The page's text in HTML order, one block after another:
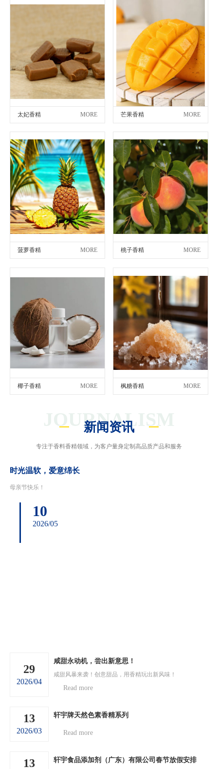
太妃香精 MORE 芒果香精 MORE
菠萝香精 MORE 桃子香精 MORE
椰子香精 MORE 枫糖香精 MORE
JOURNALISM
新闻资讯
专注于香料香精领域，为客户量身定制高品质产品和服务
时光温软，爱意绵长
母亲节快乐！
10
2026/05
29
2026/04
咸甜永动机，尝出新意思！
咸甜风暴来袭！创意甜品，用香精玩出新风味！
Read more
13
2026/03
轩宇牌天然色素香精系列
Read more
13 轩宇食品添加剂（广东）有限公司春节放假安排